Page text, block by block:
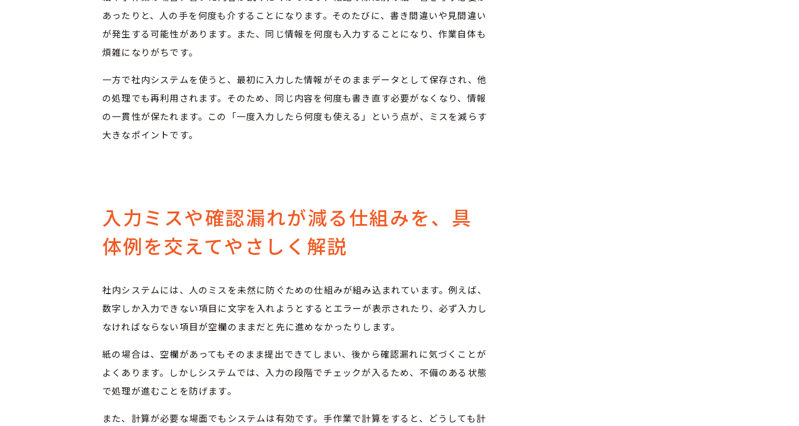
あったりと、人の手を何度も介することになります。そのたびに、書き間違いや見間違い
が発生する可能性があります。また、同じ情報を何度も入力することになり、作業自体も
煩雑になりがちです。
一方で社内システムを使うと、最初に入力した情報がそのままデータとして保存され、他
の処理でも再利用されます。そのため、同じ内容を何度も書き直す必要がなくなり、情報
の一貫性が保たれます。この「一度入力したら何度も使える」という点が、ミスを減らす
大きなポイントです。
入力ミスや確認漏れが減る仕組みを、具
体例を交えてやさしく解説
社内システムには、人のミスを未然に防ぐための仕組みが組み込まれています。例えば、
数字しか入力できない項目に文字を入れようとするとエラーが表示されたり、必ず入力し
なければならない項目が空欄のままだと先に進めなかったりします。
紙の場合は、空欄があってもそのまま提出できてしまい、後から確認漏れに気づくことが
よくあります。しかしシステムでは、入力の段階でチェックが入るため、不備のある状態
で処理が進むことを防げます。
また、計算が必要な場面でもシステムは有効です。手作業で計算をすると、どうしても計